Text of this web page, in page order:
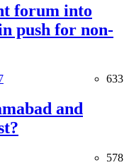
forum into
push for non-
633
and
578